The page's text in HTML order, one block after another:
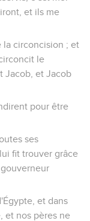
et ils me
la circoncision ; et
le
Jacob, et Jacob
pour être
ses
fit trouver grâce
et dans
et nos pères ne